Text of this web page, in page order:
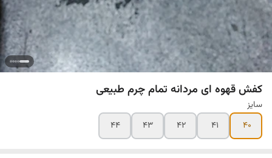
کفش قهوه ای مردانه تمام چرم طبیعی
سایز
۴۰
۴۱ ۴۲ ۴۳ ۴۴